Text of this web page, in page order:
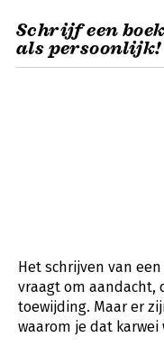
Schrijf een
als persoonlijk!
Het schrijven van
vraagt om aandacht,
toewijding. Maar er
waarom je dat karwei